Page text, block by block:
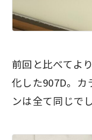
前回と比べてよ
化した907D。カ
ンは全て同じでし